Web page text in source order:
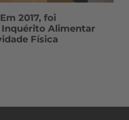
2017, foi
Inquérito Alimentar
Física